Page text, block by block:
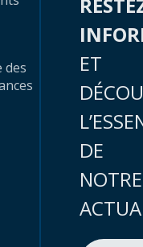
des
ET
DE
NOTRE